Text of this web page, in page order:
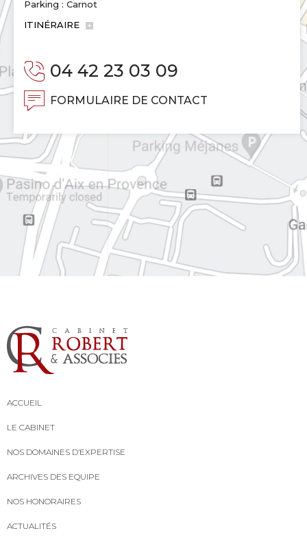
Parking : Carnot
ITINÉRAIRE
04 42 23 03 09
FORMULAIRE DE CONTACT
ACCUEIL
LE CABINET
NOS DOMAINES D’EXPERTISE
ARCHIVES DES EQUIPE
NOS HONORAIRES
ACTUALITÉS